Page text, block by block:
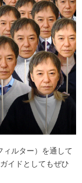
ィルター）を通して
イドとしてもぜひ